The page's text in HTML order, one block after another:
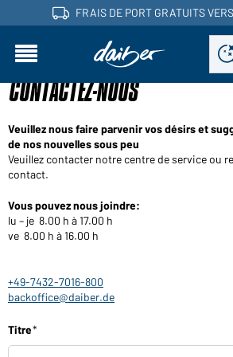
FRAIS DE PORT GRATUITS
Vous êtes commerçant et vous avez
client?
Nom d'utilisateur:
Mot de passe:
Mot de passe
oublié?
Voudriez-vous devenir commerçant?
Demander nouveau mot de passe
Adresse e-mail:
Demander maintenant
Retour à la
connexion
CONTACTEZ-NOUS
Veuillez nous faire parvenir vos désirs et
de nos nouvelles sous peu
Veuillez contacter notre centre de service ou
contact.
Vous pouvez nous joindre:
lu – je 8.00 h à 17.00 h
ve 8.00 h à 16.00 h
+49-7432-7016-800
backoffice@daiber.de
Titree
r